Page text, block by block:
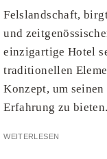
Felslandschaft,
und
einzigartige Hotel
traditionellen
Konzept, um
Erfahrung zu bieten.
WEITERLESEN